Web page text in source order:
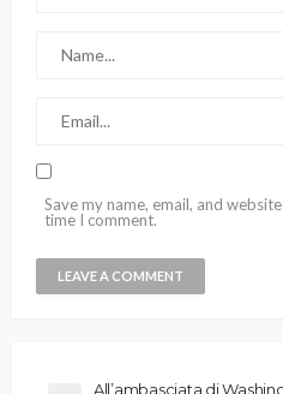
Save my name, email, and
time I comment.
All’ambasciata di